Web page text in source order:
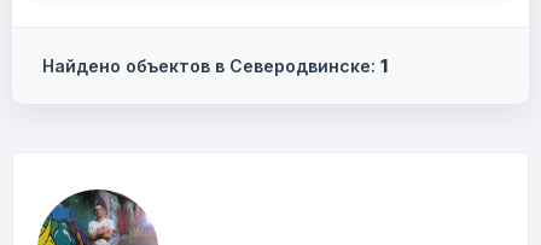
Найдено объектов в Северодвинске: 1